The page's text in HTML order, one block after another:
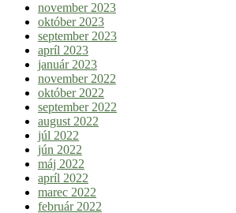
november 2023
október 2023
september 2023
apríl 2023
január 2023
november 2022
október 2022
september 2022
august 2022
júl 2022
jún 2022
máj 2022
apríl 2022
marec 2022
február 2022